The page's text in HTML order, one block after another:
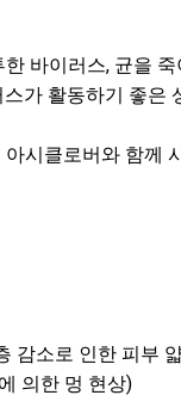
바이러스, 균을
가 활동하기 좋은
시클로버와 함께
감소로 인한 피부
의한 멍 현상)